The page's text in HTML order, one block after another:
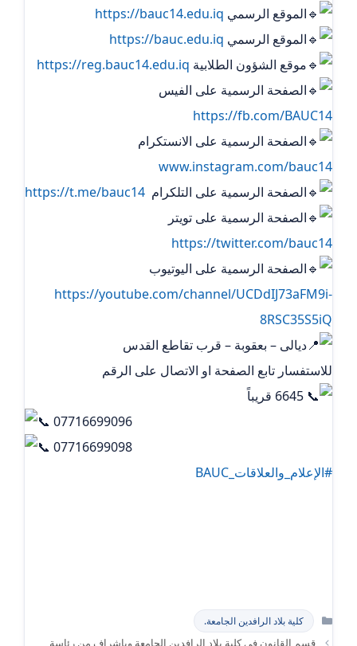
الموقع الرسمي https://bauc14.edu.iq
الموقع الرسمي https://bauc.edu.iq
موقع الشؤون الطلابية https://reg.bauc14.edu.iq
الصفحة الرسمية على الفيس
https://fb.com/BAUC14
الصفحة الرسمية على الانستكرام
www.instagram.com/bauc14
الصفحة الرسمية على التلكرام ‏ https://t.me/bauc14
الصفحة الرسمية على تويتر
https://twitter.com/bauc14
الصفحة الرسمية على اليوتيوب
https://youtube.com/channel/UCDdIJ73aFM9i-
8RSC35S5iQ
ديالى – بعقوبة – قرب تقاطع القدس
للاستفسار تابع الصفحة او الاتصال على الرقم
07716699096
07716699098
#الإعلام_والعلاقات_BAUC
التصنيفات
كلية بلاد الرافدين الجامعة.
قسم القانون في كلية بلاد الرافدين الجامعة وباشراف من رئاسة